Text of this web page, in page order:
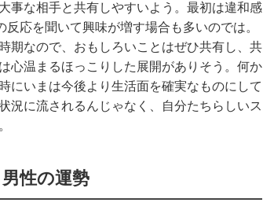
事な相手と共有しやすいよう。最初は違和感
応を聞いて興味が増す場合も多いのでは。
期なので、おもしろいことはぜひ共有し、共
心温まるほっこりした展開がありそう。何か
にいまは今後より生活面を確実なものにして
況に流されるんじゃなく、自分たちらしいス
性の運勢